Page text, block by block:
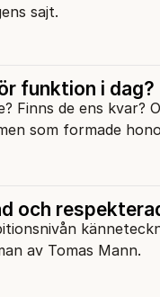
sajt.
funktion i dag?
Finns de ens kvar?
som formade
och
av Tomas Mann.